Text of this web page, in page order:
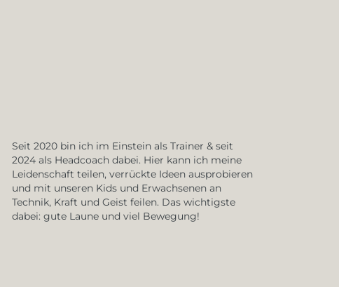
Seit 2020 bin ich im Einstein als Trainer & seit
2024 als Headcoach dabei. Hier kann ich meine
Leidenschaft teilen, verrückte Ideen ausprobieren
und mit unseren Kids und Erwachsenen an
Technik, Kraft und Geist feilen. Das wichtigste
dabei: gute Laune und viel Bewegung!